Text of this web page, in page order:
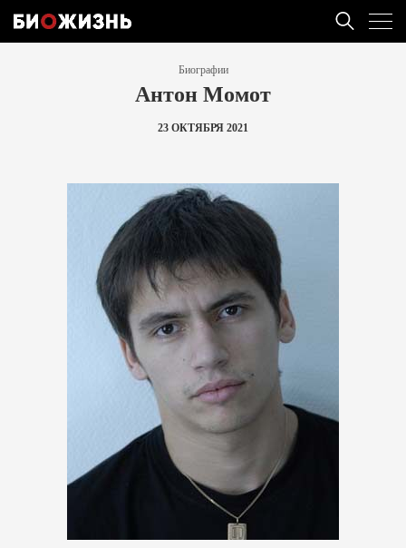
Биографии
Антон Момот
23 ОКТЯБРЯ 2021